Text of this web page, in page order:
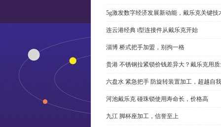
5g激发数字经济发展新动能，戴乐克关键技
连云港经典 i型连接件从戴乐克开始
淄博 桥式把手加盟，别拘一格
贵港 不锈钢拉紧锁价钱差异大？戴乐克用
六盘水 紧急把手 防旋转装置加工，超越自我
河池戴乐克 碰珠锁使用寿命长，价格高
九江 脚杯座加工，信誉至上